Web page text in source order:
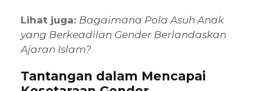
Lihat juga: Bagaimana Pola Asuh Anak
yang Berkeadilan Gender Berlandaskan
Ajaran Islam?
Tantangan dalam Mencapai